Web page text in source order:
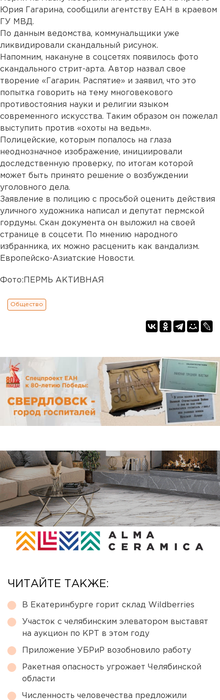
Юрия Гагарина, сообщили агентству ЕАН в краевом
ГУ МВД.
По данным ведомства, коммунальщики уже
ликвидировали скандальный рисунок.
Напомним, накануне в соцсетях появилось фото
скандального стрит-арта. Автор назвал свое
творение «Гагарин. Распятие» и заявил, что это
попытка говорить на тему многовекового
противостояния науки и религии языком
современного искусства. Таким образом он пожелал
выступить против «охоты на ведьм».
Полицейские, которым попалось на глаза
неоднозначное изображение, инициировали
доследственную проверку, по итогам которой
может быть принято решение о возбуждении
уголовного дела.
Заявление в полицию с просьбой оценить действия
уличного художника написал и депутат пермской
гордумы. Скан документа он выложил на своей
странице в соцсети. По мнению народного
избранника, их можно расценить как вандализм.
Европейско-Азиатские Новости.
Фото:ПЕРМЬ АКТИВНАЯ
Общество
ЧИТАЙТЕ ТАКЖЕ:
В Екатеринбурге горит склад Wildberries
Участок с челябинским элеватором выставят
на аукцион по КРТ в этом году
Приложение УБРиР возобновило работу
Ракетная опасность угрожает Челябинской
области
Численность человечества предложили